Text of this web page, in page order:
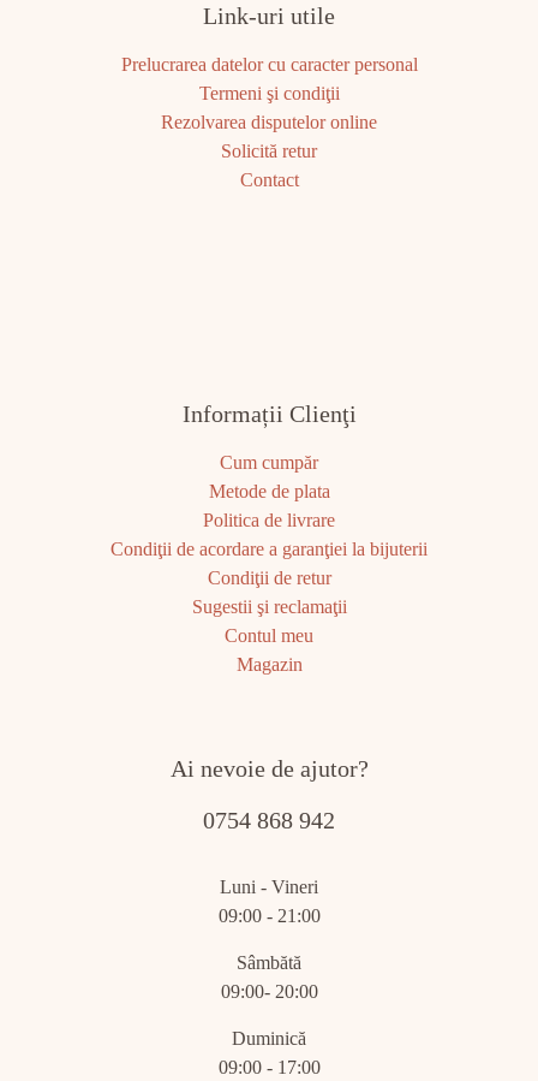
Link-uri utile
Prelucrarea datelor cu caracter personal
Termeni şi condiţii
Rezolvarea disputelor online
Solicită retur
Contact
Informații Clienţi
Cum cumpăr
Metode de plata
Politica de livrare
Condiţii de acordare a garanţiei la bijuterii
Condiţii de retur
Sugestii şi reclamaţii
Contul meu
Magazin
Ai nevoie de ajutor?
0754 868 942
Luni - Vineri
09:00 - 21:00
Sâmbătă
09:00- 20:00
Duminică
09:00 - 17:00